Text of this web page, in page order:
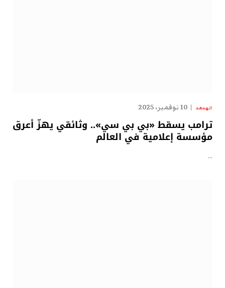
الهدهد 10 نوفمبر، 2025
ترامب يسقط «بي بي سي».. وثائقي يهزّ أعرق
مؤسسة إعلامية في العالم
…